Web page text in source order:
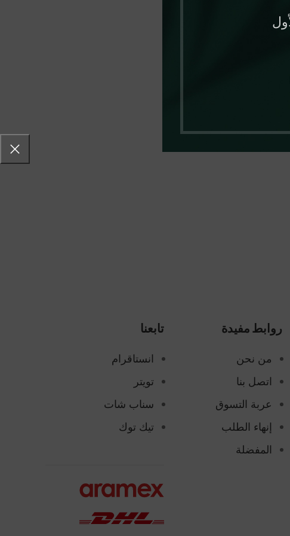
روابط مفيدة
من نحن
اتصل بنا
عربة التسوق
إنهاء الطلب
المفضلة
تابعنا
انستاقرام
تويتر
سناب شات
تيك توك